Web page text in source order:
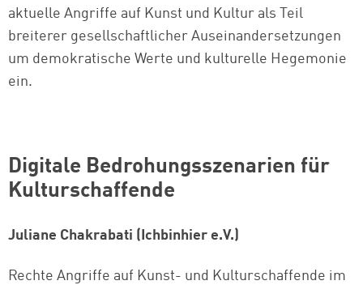
aktuelle Angriffe auf Kunst und Kultur als Teil
breiterer gesellschaftlicher Auseinandersetzungen
um demokratische Werte und kulturelle Hegemonie
ein.
Digitale Bedrohungsszenarien für
Kulturschaffende
Juliane Chakrabati (Ichbinhier e.V.)
Rechte Angriffe auf Kunst- und Kulturschaffende im